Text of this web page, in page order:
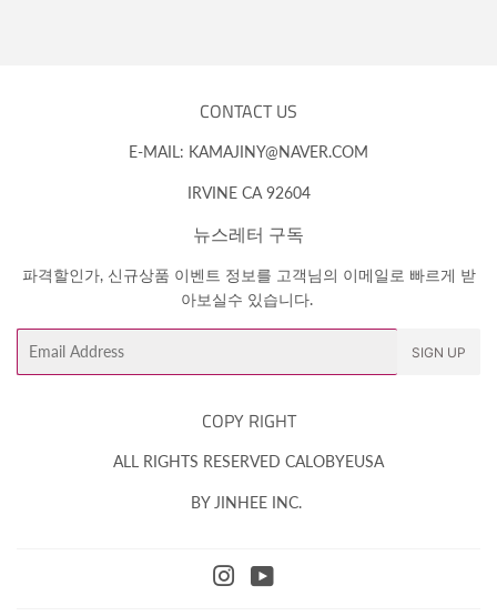
CONTACT US
E-MAIL: KAMAJINY@NAVER.COM
IRVINE CA 92604
뉴스레터 구독
파격할인가, 신규상품 이벤트 정보를 고객님의 이메일로 빠르게 받
아보실수 있습니다.
SIGN UP
COPY RIGHT
ALL RIGHTS RESERVED CALOBYEUSA
BY JINHEE INC.
Instagram